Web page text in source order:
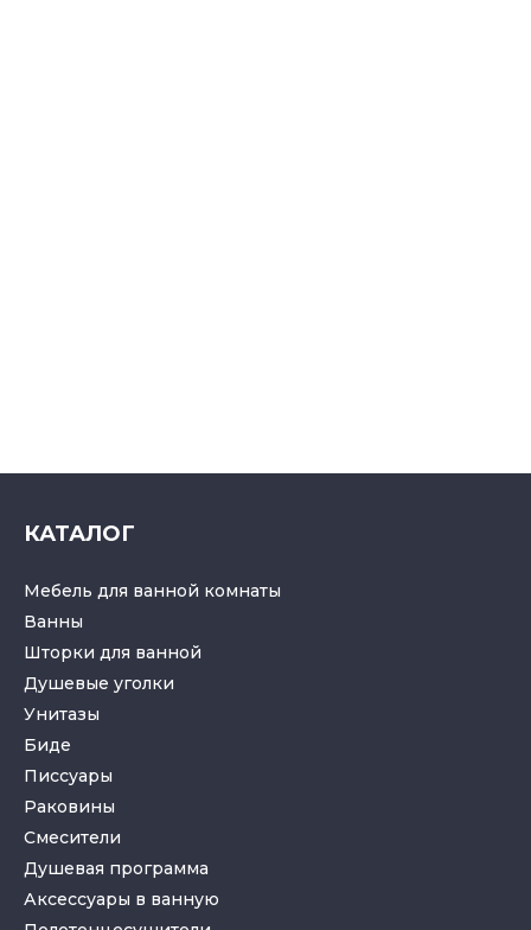
КАТАЛОГ
Мебель для ванной комнаты
Ванны
Шторки для ванной
Душевые уголки
Унитазы
Биде
Писсуары
Раковины
Смесители
Душевая программа
Аксессуары в ванную